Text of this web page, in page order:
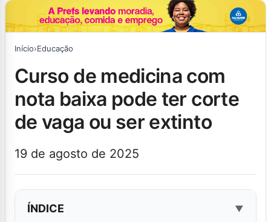
Início›Educação
curso de medicina com
nota baixa pode ter corte
de vaga ou ser extinto
19 de agosto de 2025
ÍNDICE